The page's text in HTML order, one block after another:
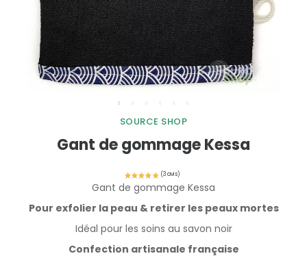
SOURCE SHOP
Gant de gommage Kessa
Gant de gommage Kessa
Pour exfolier la peau & retirer les peaux mortes
Idéal pour les soins au savon noir
Confection artisanale française